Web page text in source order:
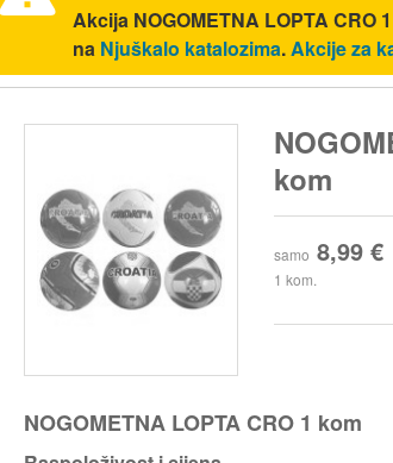
Akcija NOGOMETNA LOPTA CRO
na Njuškalo katalozima.Akcije za
kom
samo 8,99 €
1 kom.
NOGOMETNA LOPTA CRO 1 kom